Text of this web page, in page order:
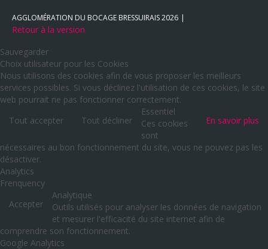
AGGLOMÉRATION DU BOCAGE BRESSUIRAIS2026
Retour à la version
Sauvegarder
Choix utilisateur pour les Cookies
Nous utilisons des cookies afin de vous proposer les meilleurs
services possibles. Si vous déclinez l'utilisation de ces cookies, le site
web pourrait ne pas fonctionner correctement.
Tout accepter
Tout décliner En savoir plus
Essentiel
Ces cookies
sont
nécessaires au bon fonctionnement du site, vous ne pouvez pas les
désactiver.
Analytics
Frenquency
Accepter
Analytique
Outils utilisés pour analyser les données de navigation
et mesurer l'efficacité du site internet afin de
comprendre son fonctionnement.
Google Analytics